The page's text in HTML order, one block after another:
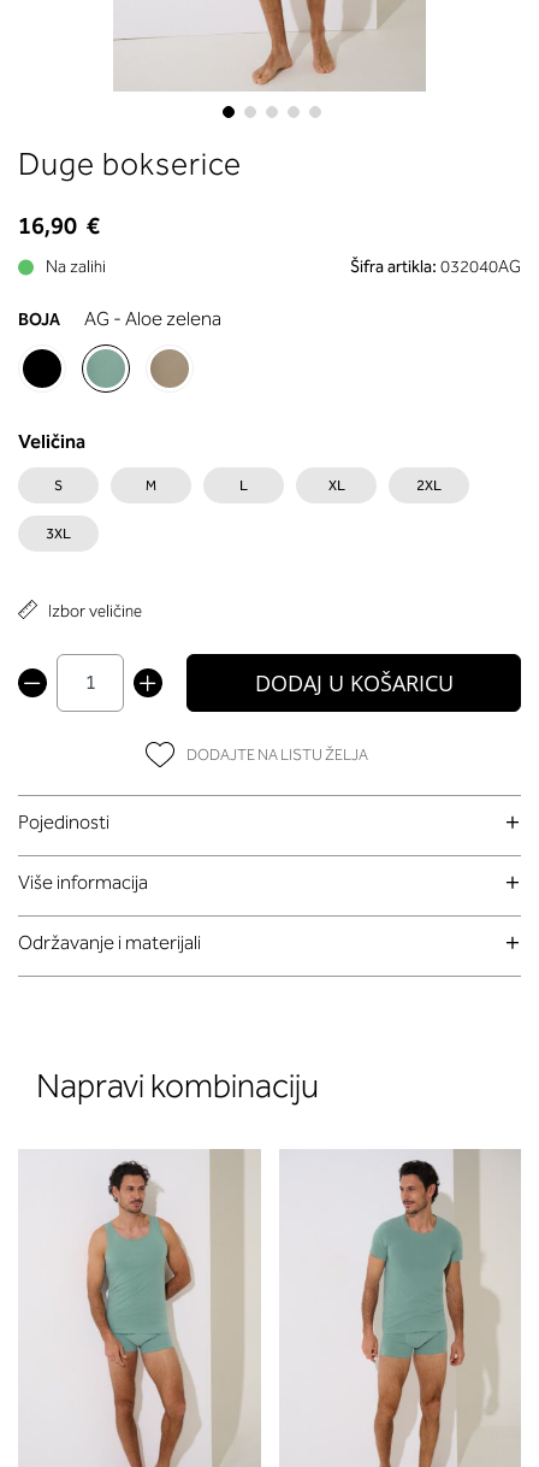
to
beginning
the
gallery
Duge bokserice
16,90 €
Na zalihi Šifra artikla: 032040AG
BOJA AG - Aloe zelena
Veličina
S M L XL 2XL
3XL
Izbor veličine
DODAJ U KOŠARICU
DODAJTE NA LISTU ŽELJA
Pojedinosti
Više informacija
Održavanje i materijali
Napravi kombinaciju
boste prebrali, katera globina
ustreza vaši meri (A, B …) – iščite v
stolpcu, ki ste ga določili s
obsegom.